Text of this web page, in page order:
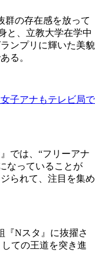
の存在感を放って
と、立教大学在学中
ンプリに輝いた美貌
る。
子アナもテレビ局で
では、“フリーアナ
なっていることが
られて、注目を集め
Nスタ』に抜擢さ
ての王道を突き進